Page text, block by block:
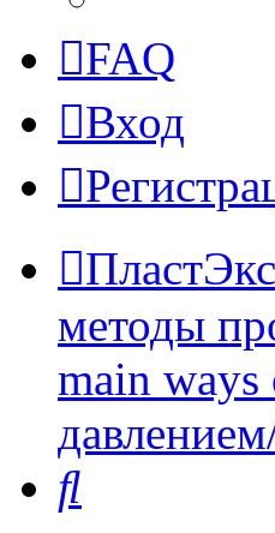
FAQ
Вход
методы
main